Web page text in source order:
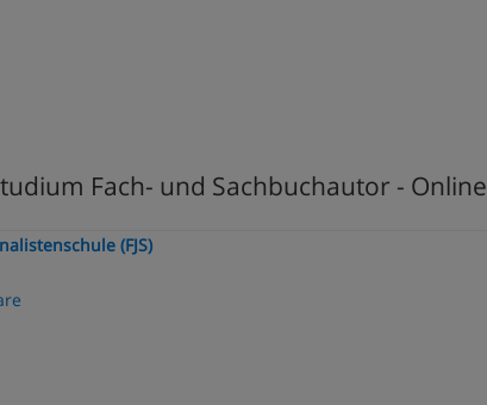
Fach- und Sachbuchautor - Online
(FJS)